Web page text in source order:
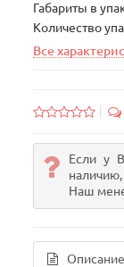
Габариты в
Количество
Все
Если у
Наш
Описание